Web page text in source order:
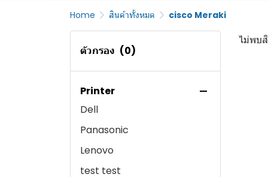
Home สินค้าทั้งหมด cisco Meraki
ตัวกรอง (0)
Printer
TeamViewer
Chaos
Sketch up
Autodesk
Google
Microsoft
Scale fusion
WPS
Foxit
Macbook
Mac
Apple TV
Speaker
Head Set
Ergotron
WorkFi
HP-PCS
Zebra Barcode Scanner
Barcode Printer
UPS อื่นๆ
เครื่องเช่า
Dell
Panasonic
Lenovo
test test
ไม่พบ